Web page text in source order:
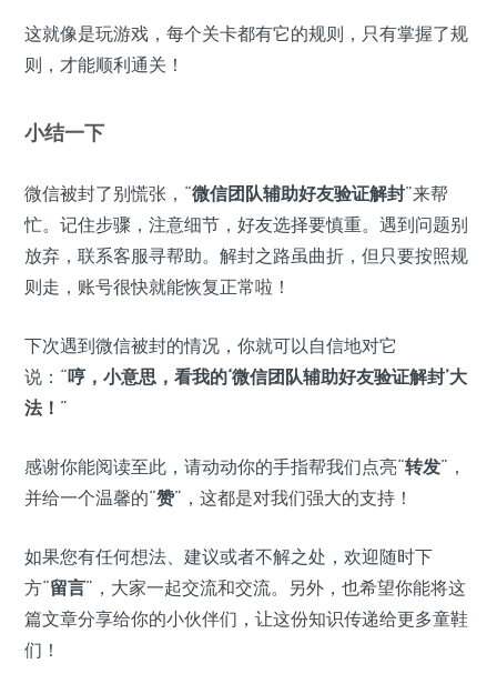
这就像是玩游戏，每个关卡都有它的规则，只有掌握了规
则，才能顺利通关！
小结一下
微信被封了别慌张，“微信团队辅助好友验证解封”来帮
忙。记住步骤，注意细节，好友选择要慎重。遇到问题别
放弃，联系客服寻帮助。解封之路虽曲折，但只要按照规
则走，账号很快就能恢复正常啦！
下次遇到微信被封的情况，你就可以自信地对它
说：“哼，小意思，看我的‘微信团队辅助好友验证解封’大
法！ ”
感谢你能阅读至此，请动动你的手指帮我们点亮“转发”，
并给一个温馨的“赞”，这都是对我们强大的支持！
如果您有任何想法、建议或者不解之处，欢迎随时下
方“留言”，大家一起交流和交流。另外，也希望你能将这
篇文章分享给你的小伙伴们，让这份知识传递给更多童鞋
们！